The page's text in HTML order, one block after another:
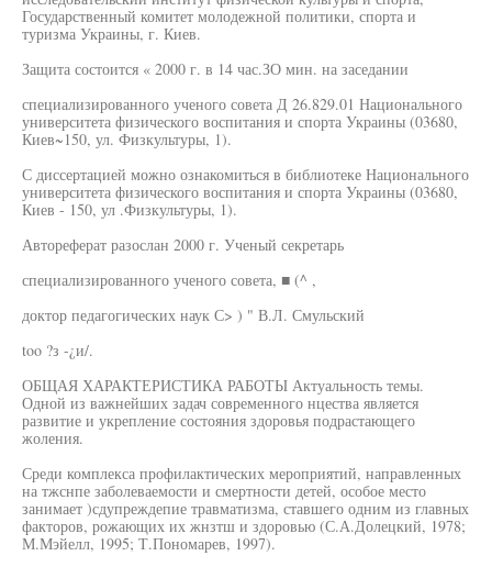
Государственный комитет молодежной политики, спорта и
туризма Украины, г. Киев.
Защита состоится « 2000 г. в 14 час.ЗО мин. на заседании
специализированного ученого совета Д 26.829.01 Национального
университета физического воспитания и спорта Украины (03680,
Киев~150, ул. Физкультуры, 1).
С диссертацией можно ознакомиться в библиотеке Национального
университета физического воспитания и спорта Украины (03680,
Киев - 150, ул .Физкультуры, 1).
Автореферат разослан 2000 г. Ученый секретарь
специализированного ученого совета, ■ (^ ,
доктор педагогических наук С> ) " В.Л. Смульский
too ?з -¿и/.
ОБЩАЯ ХАРАКТЕРИСТИКА РАБОТЫ Актуальность темы.
Одной из важнейших задач современного нцества является
развитие и укрепление состояния здоровья подрастающего
жоления.
Среди комплекса профилактических мероприятий, направленных
на тжснпе заболеваемости и смертности детей, особое место
занимает )сдупреждепие травматизма, ставшего одним из главных
факторов, рожающих их жнзтш и здоровью (С.А.Долецкий, 1978;
М.Мэйелл, 1995; Т.Пономарев, 1997).